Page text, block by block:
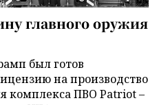
главного оружия
был готов
на производство
комплекса ПВО Patriot –